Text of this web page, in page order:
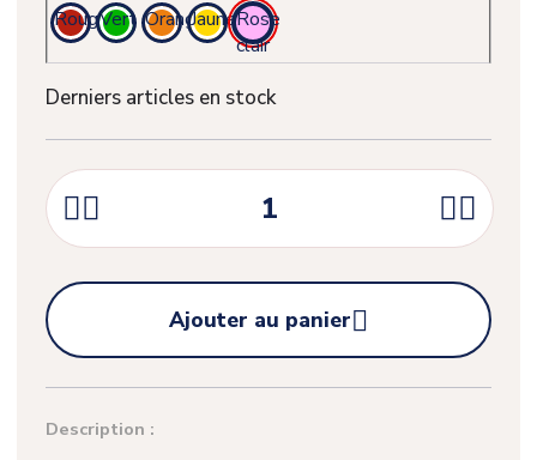
RougeVert OrangeJauneRose
clair
Derniers articles en stock
 

Ajouter au panier
Description :